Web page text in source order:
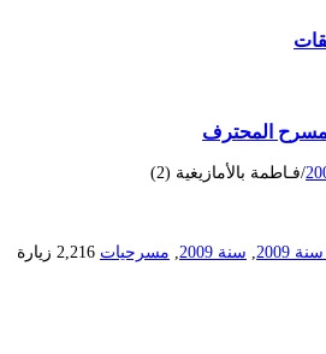
المحترف
/فـاطمة بالأمازيغية (2)
, سنة 2009 , مسرحيات 2,216 زيارة